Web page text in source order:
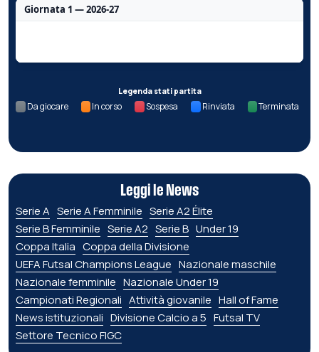
Giornata 1 — 2026-27
Legenda stati partita
Da giocare In corso Sospesa Rinviata Terminata
Leggi le News
Serie A Serie A Femminile Serie A2 Élite
Serie B Femminile Serie A2 Serie B Under 19
Coppa Italia Coppa della Divisione
UEFA Futsal Champions League Nazionale maschile
Nazionale femminile Nazionale Under 19
Campionati Regionali Attività giovanile Hall of Fame
News istituzionali Divisione Calcio a 5 Futsal TV
Settore Tecnico FIGC